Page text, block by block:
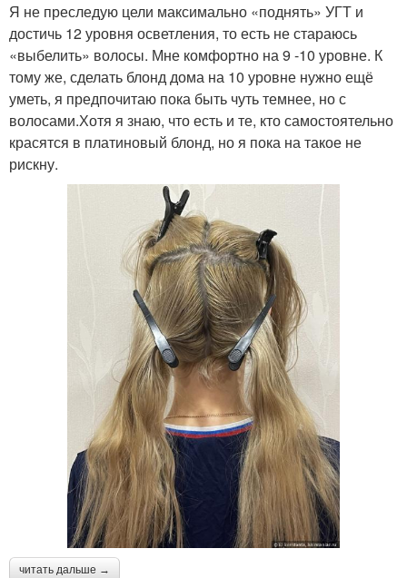
Я не преследую цели максимально «поднять» УГТ и
достичь 12 уровня осветления, то есть не стараюсь
«выбелить» волосы. Мне комфортно на 9 -10 уровне. К
тому же, сделать блонд дома на 10 уровне нужно ещё
уметь, я предпочитаю пока быть чуть темнее, но с
волосами.Хотя я знаю, что есть и те, кто самостоятельно
красятся в платиновый блонд, но я пока на такое не
рискну.
читать дальше →